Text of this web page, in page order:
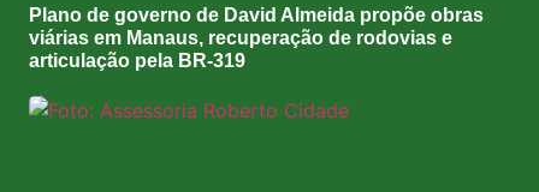
Plano de governo de David Almeida propõe obras
viárias em Manaus, recuperação de rodovias e
articulação pela BR-319